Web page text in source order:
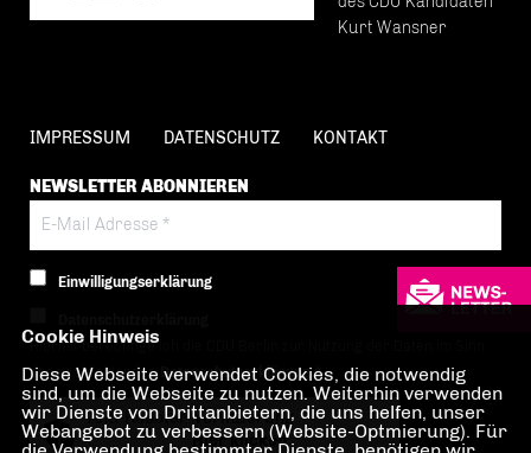
Kurt Wansner
IMPRESSUM DATENSCHUTZ KONTAKT
NEWSLETTER ABONNIEREN
Einwilligungserklärung
Hiermit berechtige ich die CDU Berlin zur Nutzung der Daten im Sinn
der nachfolgenden Datenschutzerklärung.*
Anti-Roboter-Verifizierung
Hier klicken
Cookie Hinweis
Diese Webseite verwendet Cookies, die notwendig
sind, um die Webseite zu nutzen. Weiterhin verwenden
wir Dienste von Drittanbietern, die uns helfen, unser
Webangebot zu verbessern (Website-Optmierung). Für